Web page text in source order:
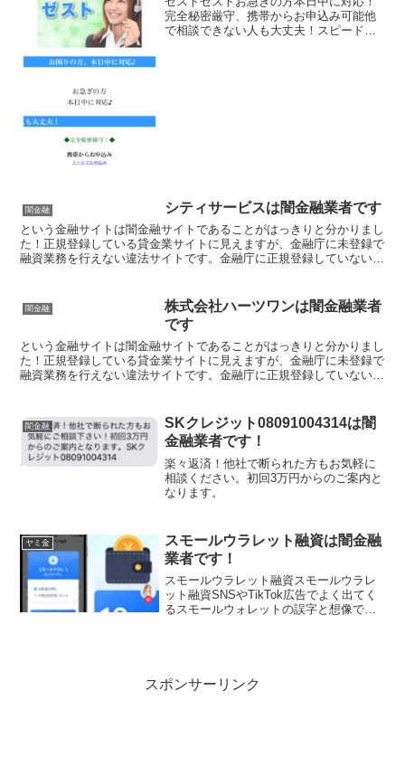
完全秘密厳守、携帯からお申込み可能他
で相談できない人も大丈夫！スピード対
闇金融 シティサービスは闇金融業者です
という金融サイトは闇金融サイトであることがはっきりと分かりまし
た！正規登録している貸金業サイトに見えますが、金融庁に未登録で
融資業務を行えない違法サイトです。金融庁に正規登録していない未
闇金融
株式会社ハーツワンは闇金融業者
です
という金融サイトは闇金融サイトであることがはっきりと分かりまし
た！正規登録している貸金業サイトに見えますが、金融庁に未登録で
融資業務を行えない違法サイトです。金融庁に正規登録していない未
闇金融
SKクレジット08091004314は闇
金融業者です！
楽々返済！他社で断られた方もお気軽に
相談ください。初回3万円からのご案内と
なります。
ヤミ金
スモールウラレット融資は闇金融
業者です！
スモールウラレット融資スモールウラレ
ット融資SNSやTikTok広告でよく出てく
るスモールウォレットの誤字と想像でき
スポンサーリンク